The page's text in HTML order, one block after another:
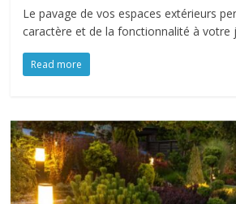
Le pavage de vos espaces extérieurs
caractère et de la fonctionnalité à votre
Read more